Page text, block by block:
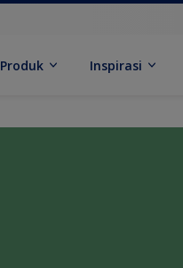
Produk Inspirasi